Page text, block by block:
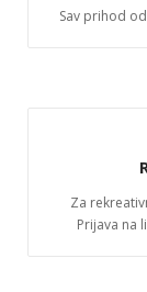
Sav prihod
Za
Prijava na